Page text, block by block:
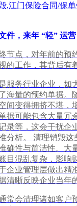
,江门保险合同/保
件，来年 “轻” 运营
节点，对年前的预
的工作，其背后有
服务行业企业，如
海量的预约单据。
间变得拥挤不堪，
据可能包含大量冗
录等，这会干扰企
分析。 清理销毁这
确性与简洁性。大
目混乱复杂，影响
企业管理层做出精
清晰反映企业当年
常会清理诸如客户